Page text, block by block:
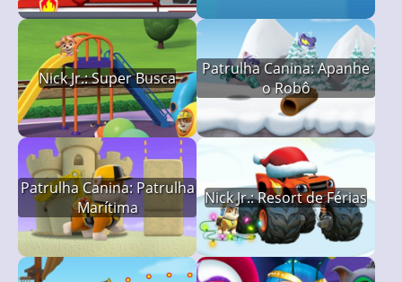
Nick Jr.: Super Busca
Patrulha Canina: Apanhe
o Robô
Patrulha Canina: Patrulha
Marítima
Nick Jr.: Resort de Férias